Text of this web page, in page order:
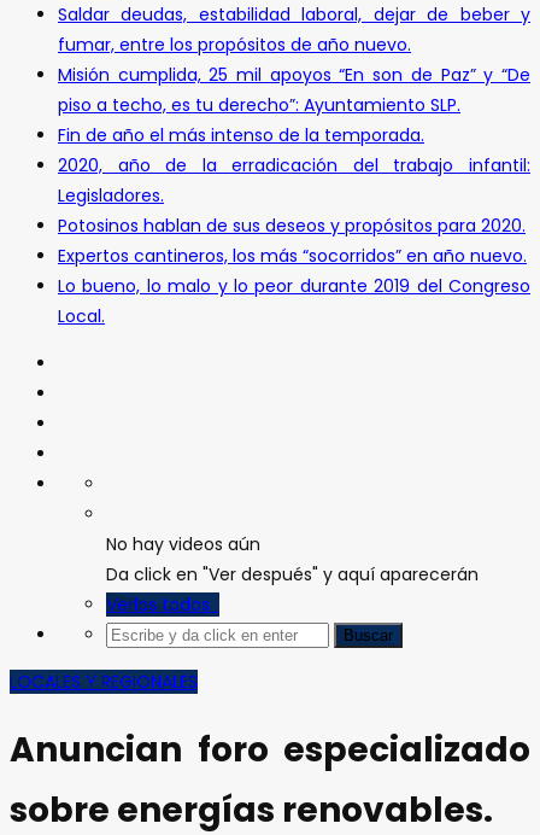
Saldar deudas, estabilidad laboral, dejar de beber y
fumar, entre los propósitos de año nuevo.
Misión cumplida, 25 mil apoyos “En son de Paz” y “De
piso a techo, es tu derecho”: Ayuntamiento SLP.
Fin de año el más intenso de la temporada.
2020, año de la erradicación del trabajo infantil:
Legisladores.
Potosinos hablan de sus deseos y propósitos para 2020.
Expertos cantineros, los más “socorridos” en año nuevo.
Lo bueno, lo malo y lo peor durante 2019 del Congreso
Local.
No hay videos aún
Da click en "Ver después" y aquí aparecerán
Verlos todos
LOCALES Y REGIONALES
Anuncian foro especializado
sobre energías renovables.